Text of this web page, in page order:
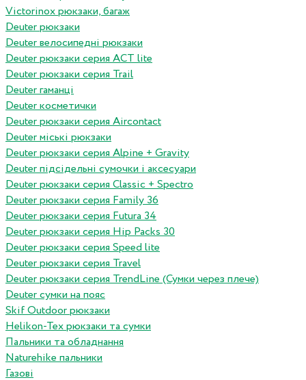
Victorinox рюкзаки, багаж
Deuter рюкзаки
Deuter велосипедні рюкзаки
Deuter рюкзаки серия ACT lite
Deuter рюкзаки серия Trail
Deuter гаманці
Deuter косметички
Deuter рюкзаки серия Aircontact
Deuter міські рюкзаки
Deuter рюкзаки серия Alpine + Gravity
Deuter підсідельні сумочки і аксесуари
Deuter рюкзаки серия Classic + Spectro
Deuter рюкзаки серия Family 36
Deuter рюкзаки серия Futura 34
Deuter рюкзаки серия Hip Packs 30
Deuter рюкзаки серия Speed lite
Deuter рюкзаки серия Travel
Deuter рюкзаки серия TrendLine (Сумки через плече)
Deuter сумки на пояс
Skif Outdoor рюкзаки
Helikon-Tex рюкзаки та сумки
Пальники та обладнання
Naturehike пальники
Газові